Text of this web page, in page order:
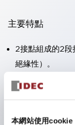
本網站使用cookie
主要特點
2接點組成的2段
絕緣性）。
面板深度
接點塊）。可實
防護結構